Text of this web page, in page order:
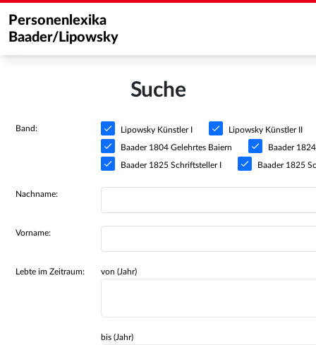
Personenlexika
Baader/Lipowsky
Suche
Band: Lipowsky Künstler I Lipowsky Künstler II
Baader 1804 Gelehrtes Baiern Baader
Baader 1825 Schriftsteller I Baader 1825
Nachname:
Vorname:
Lebte im Zeitraum: von (Jahr)
bis (Jahr)